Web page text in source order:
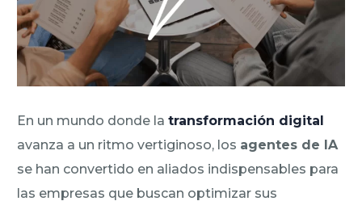
En un mundo donde latransformación digital
avanza a un ritmo vertiginoso, los agentes de IA
se han convertido en aliados indispensables para
las empresas que buscan optimizar sus